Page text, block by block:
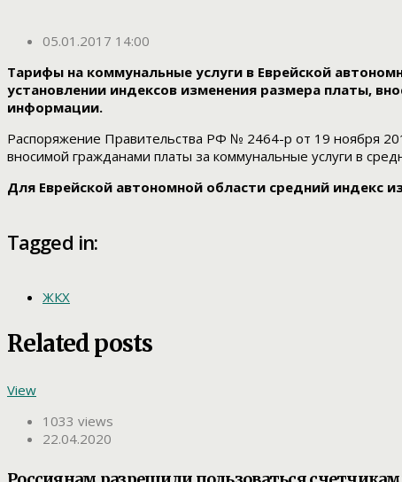
05.01.2017 14:00
Тарифы на коммунальные услуги в Еврейской
установлении индексов изменения размера платы,
информации.
Распоряжение Правительства РФ № 2464-р от 19 ноября
вносимой гражданами платы за коммунальные услуги в
Для Еврейской автономной области средний индекс
Tagged in:
ЖКХ
Related posts
View
1033 views
22.04.2020